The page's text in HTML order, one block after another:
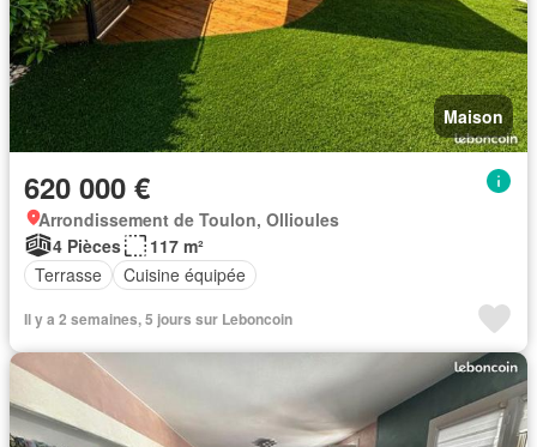
Maison
620 000 €
Arrondissement de Toulon, Ollioules
4 Pièces
117 m²
Terrasse
Cuisine équipée
Il y a 2 semaines, 5 jours sur Leboncoin